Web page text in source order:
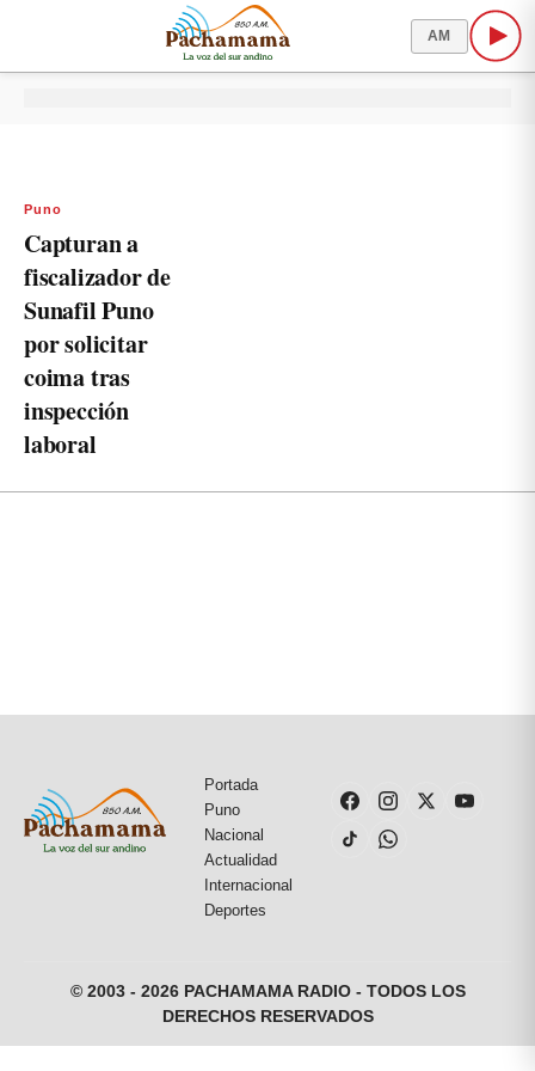
AM
Puno
Capturan a
fiscalizador de
Sunafil Puno
por solicitar
coima tras
inspección
laboral
Portada
Puno
Nacional
Actualidad
Internacional
Deportes
© 2003 - 2026 PACHAMAMA RADIO - TODOS LOS
DERECHOS RESERVADOS